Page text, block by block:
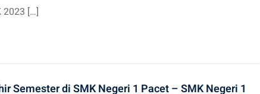
2023 […]
Semester di SMK Negeri 1 Pacet – SMK Negeri 1